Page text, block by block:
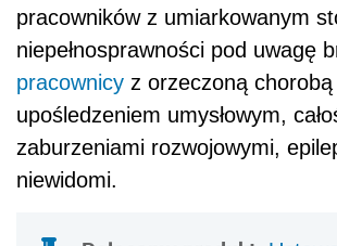
pracowników z umiarkowanym
niepełnosprawności pod uwagę
pracownicy z orzeczoną
upośledzeniem umysłowym,
zaburzeniami rozwojowymi,
niewidomi.